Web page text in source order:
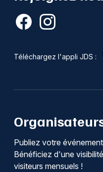
Téléchargez l'appli JDS :
Publiez votre
Bénéficiez d'une
visiteurs mensuels !